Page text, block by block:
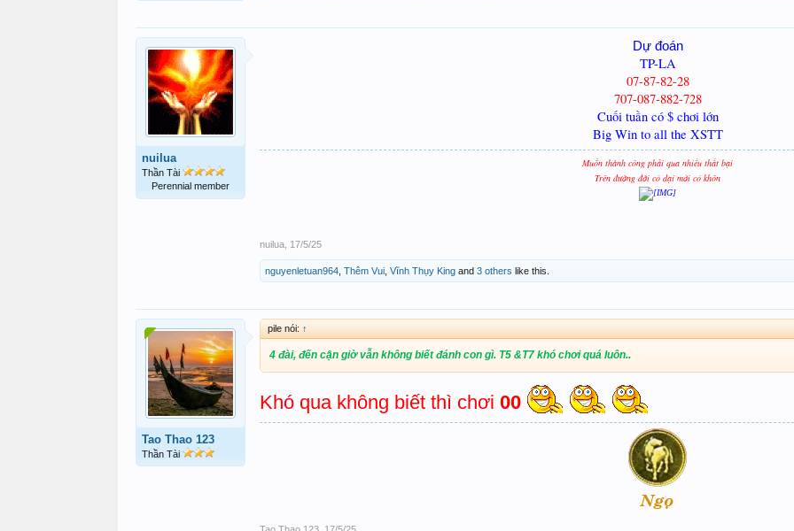
nuilua
Thần Tài
Perennial member
Dự đoán
TP-LA
07-87-82-28
707-087-882-728
Cuối tuần có $ chơi lớn
Big Win to all the XSTT
Muốn thành công phải qua nhiều thất bại
Trên đường đời có dại mới có khôn
nuilua 17/5/25
nguyenletuan964 Thêm Vui Vĩnh Thụy King and 3 others like this.
Tao Thao 123
Thần Tài
pile nói: ↑
4 đài, đến cận giờ vẫn không biết đánh con gì. T5 &T7 khó chơi quá luôn..
Khó qua không biết thì chơi 00